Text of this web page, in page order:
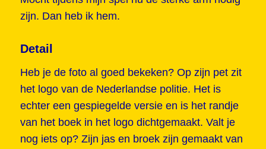
zijn. Dan heb ik hem.
Detail
Heb je de foto al goed bekeken? Op zijn pet zit
het logo van de Nederlandse politie. Het is
echter een gespiegelde versie en is het randje
van het boek in het logo dichtgemaakt. Valt je
nog iets op? Zijn jas en broek zijn gemaakt van